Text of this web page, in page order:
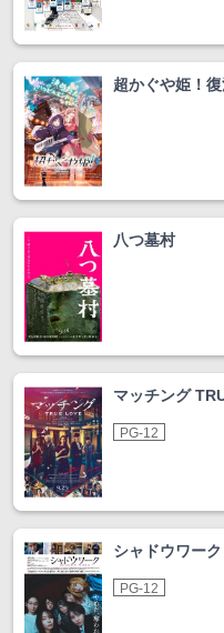
超かぐや姫！
八つ墓村
マッチング
PG-12
シャドウワーク
PG-12